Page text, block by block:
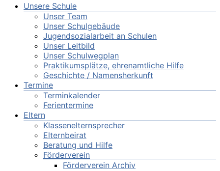
Unsere Schule
Unser Team
Unser Schulgebäude
Jugendsozialarbeit an Schulen
Unser Leitbild
Unser Schulwegplan
Praktikumsplätze, ehrenamtliche Hilfe
Geschichte / Namensherkunft
Termine
Terminkalender
Ferientermine
Eltern
Klassenelternsprecher
Elternbeirat
Beratung und Hilfe
Förderverein
Förderverein Archiv